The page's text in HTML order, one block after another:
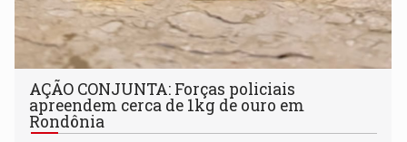
AÇÃO CONJUNTA: Forças policiais
apreendem cerca de 1kg de ouro em
Rondônia